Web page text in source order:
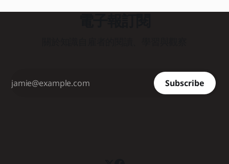
無法解決問題，反而容易引發「群體思維」與高階主管個人偏
的經驗，以及十多年來輔導超過三百個團隊的創投實務，共同
研發出一套能在兩天內（十小時）
Subscribe